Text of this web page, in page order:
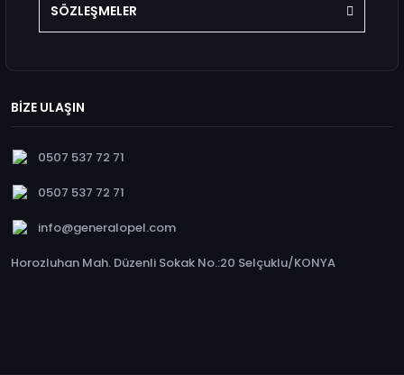
SÖZLEŞMELER
BİZE ULAŞIN
0507 537 72 71
0507 537 72 71
info@generalopel.com
Horozluhan Mah. Düzenli Sokak No.:20 Selçuklu/KONYA